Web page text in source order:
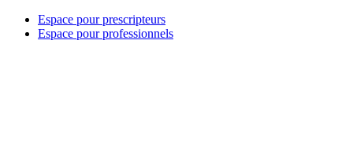
Espace pour prescripteurs
Espace pour professionnels